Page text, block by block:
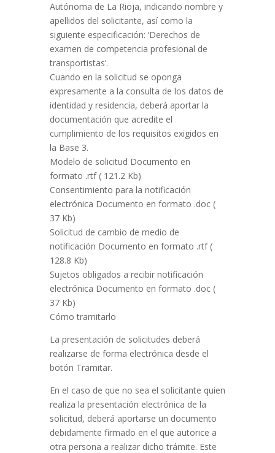
Autónoma de La Rioja, indicando nombre y
apellidos del solicitante, así como la
siguiente especificación: ‘Derechos de
examen de competencia profesional de
transportistas’.
Cuando en la solicitud se oponga
expresamente a la consulta de los datos de
identidad y residencia, deberá aportar la
documentación que acredite el
cumplimiento de los requisitos exigidos en
la Base 3.
Modelo de solicitud Documento en
formato .rtf ( 121.2 Kb)
Consentimiento para la notificación
electrónica Documento en formato .doc (
37 Kb)
Solicitud de cambio de medio de
notificación Documento en formato .rtf (
128.8 Kb)
Sujetos obligados a recibir notificación
electrónica Documento en formato .doc (
37 Kb)
Cómo tramitarlo
La presentación de solicitudes deberá
realizarse de forma electrónica desde el
botón Tramitar.
En el caso de que no sea el solicitante quien
realiza la presentación electrónica de la
solicitud, deberá aportarse un documento
debidamente firmado en el que autorice a
otra persona a realizar dicho trámite. Este